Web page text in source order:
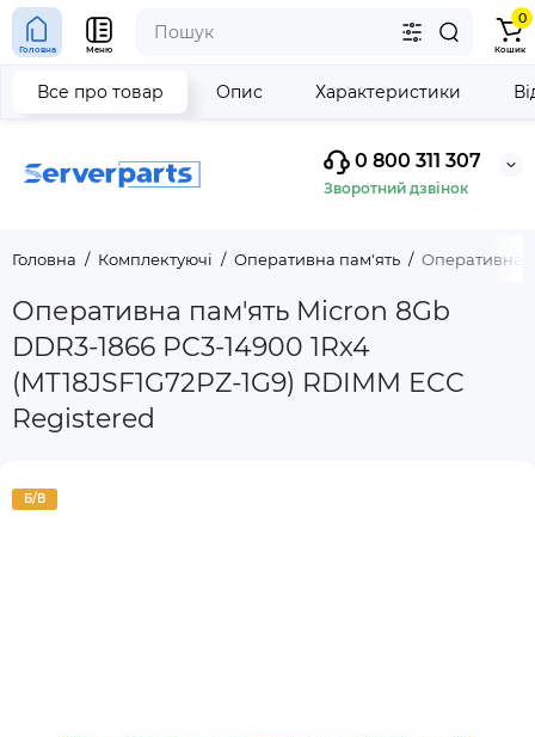
0 800 311 307
Зворотний дзвінок
Головна Меню
0
Кошик
Головна Комплектуючі Оперативна пам'ять Оперативна
Оперативна пам'ять Micron 8Gb
DDR3-1866 PC3-14900 1Rx4
(MT18JSF1G72PZ-1G9) RDIMM ECC
Registered
Все про товар Опис Характеристики
Б/В